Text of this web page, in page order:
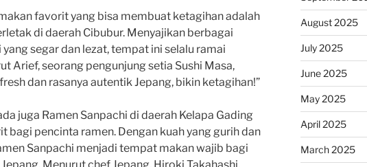
favorit yang bisa membuat ketagihan adalah
di daerah Cibubur. Menyajikan berbagai
segar dan lezat, tempat ini selalu ramai
Arief, seorang pengunjung setia Sushi Masa,
dan rasanya autentik Jepang, bikin ketagihan!”
juga Ramen Sanpachi di daerah Kelapa Gading
bagi pencinta ramen. Dengan kuah yang gurih dan
Sanpachi menjadi tempat makan wajib bagi
August 2025
July 2025
June 2025
May 2025
April 2025
March 2025